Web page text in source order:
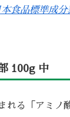
食品標準成分
100g 中
れる「アミノ